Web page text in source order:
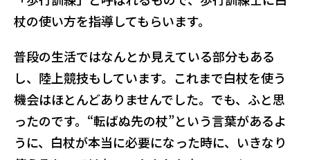
杖の使い方を指導してもらいます。
普段の生活ではなんとか見えている部分もある
し、陸上競技もしています。これまで白杖を使う
機会はほとんどありませんでした。でも、ふと思
ったのです。“転ばぬ先の杖”という言葉があるよ
うに、白杖が本当に必要になった時に、いきなり